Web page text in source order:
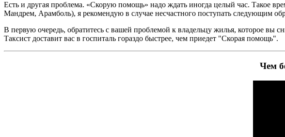
Есть и другая проблема. «Скорую помощь» надо ждать иногда целый час. Такое
Мандрем, Арамболь), я рекомендую в случае несчастного поступать следующим
В первую очередь, обратитесь с вашей проблемой к владельцу жилья, которое вы
Таксист доставит вас в госпиталь гораздо быстрее, чем приедет "Скорая помощь".
Чем